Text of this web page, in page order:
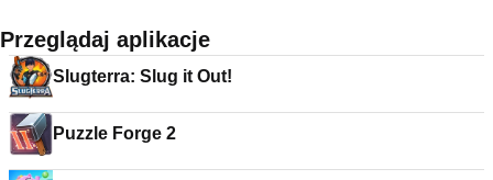
Przeglądaj aplikacje
Slugterra: Slug it Out!
Puzzle Forge 2